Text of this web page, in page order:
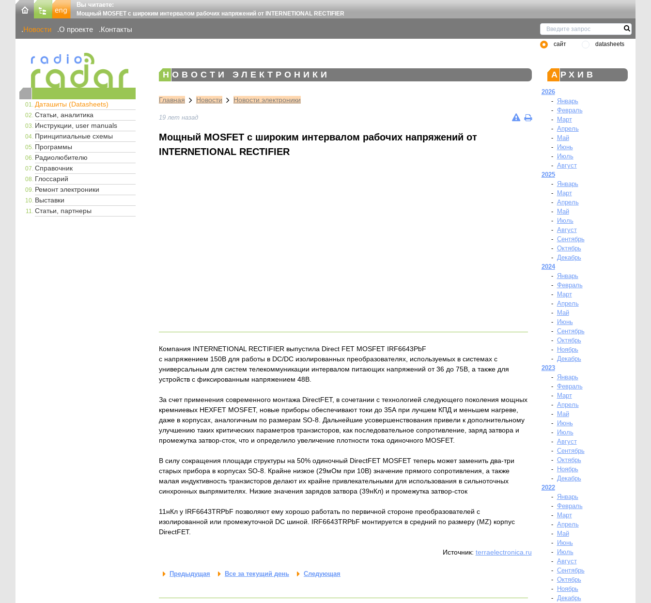
Вы читаете:
Мощный MOSFET с широким интервалом рабочих напряжений от INTERNETIONAL RECTIFIER
Новости О проекте Контакты
сайт datasheets
Даташиты (Datasheets)
Статьи, аналитика
Инструкции, user manuals
Принципиальные схемы
Программы
Радиолюбителю
Справочник
Глоссарий
Ремонт электроники
Выставки
Статьи, партнеры
НОВОСТИ ЭЛЕКТРОНИКИ
Главная Новости Новости электроники
19 лет назад
Мощный MOSFET с широким интервалом рабочих напряжений от
INTERNETIONAL RECTIFIER
Компания INTERNETIONAL RECTIFIER выпустила Direct FET MOSFET IRF6643PbF
с напряжением 150В для работы в DC/DC изолированных преобразователях, используемых в системах с
универсальным для систем телекоммуникации интервалом питающих напряжений от 36 до 75В, а также для
устройств с фиксированным напряжением 48В.
За счет применения современного монтажа DirectFET, в сочетании с технологией следующего поколения мощных
кремниевых HEXFET MOSFET, новые приборы обеспечивают токи до 35А при лучшем КПД и меньшем нагреве,
даже в корпусах, аналогичным по размерам SO-8. Дальнейшие усовершенствования привели к дополнительному
улучшению таких критических параметров транзисторов, как последовательное сопротивление, заряд затвора и
промежутка затвор-сток, что и определило увеличение плотности тока одиночного MOSFET.
В силу сокращения площади структуры на 50% одиночный DirectFET MOSFET теперь может заменить два-три
старых прибора в корпусах SO-8. Крайне низкое (29мОм при 10В) значение прямого сопротивления, а также
малая индуктивность транзисторов делают их крайне привлекательными для использования в сильноточных
синхронных выпрямителях. Низкие значения зарядов затвора (39нКл) и промежутка затвор-сток
11нКл у IRF6643TRPbF позволяют ему хорошо работать по первичной стороне преобразователей с
изолированной или промежуточной DC шиной. IRF6643TRPbF монтируется в средний по размеру (MZ) корпус
DirectFET.
Источник: terraelectronica.ru
Предыдущая Все за текущий день Следующая
АРХИВ
2026
-
Январь
- Февраль
-
Март
- Апрель
-
Май
-
Июнь
-
Июль
- Август
2025
-
Январь
-
Март
- Апрель
-
Май
-
Июль
- Август
- Сентябрь
- Октябрь
- Декабрь
2024
-
Январь
- Февраль
-
Март
- Апрель
-
Май
-
Июнь
- Сентябрь
- Октябрь
-
Ноябрь
- Декабрь
2023
-
Январь
- Февраль
-
Март
- Апрель
-
Май
-
Июнь
-
Июль
- Август
- Сентябрь
- Октябрь
-
Ноябрь
- Декабрь
2022
-
Январь
- Февраль
-
Март
- Апрель
-
Май
-
Июнь
-
Июль
- Август
- Сентябрь
- Октябрь
-
Ноябрь
- Декабрь